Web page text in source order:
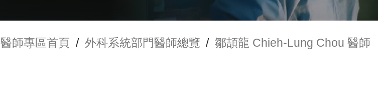
醫師專區首頁 / 外科系統部門醫師總覽 / 鄒頡龍 Chieh-Lung Chou 醫師